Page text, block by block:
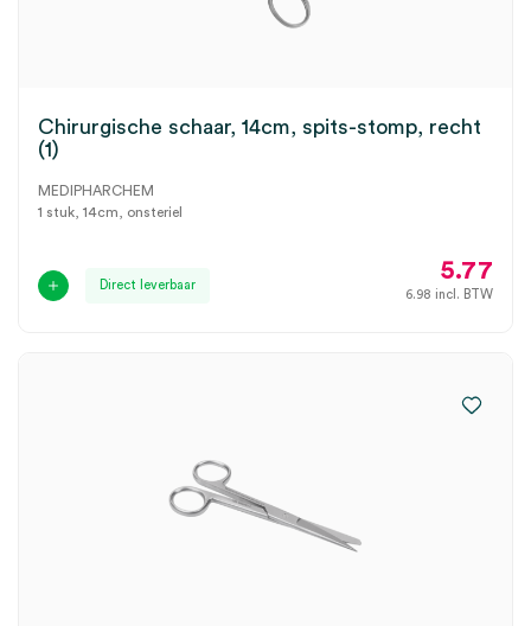
Chirurgische schaar, 14cm, spits-stomp, recht
(1)
MEDIPHARCHEM
1 stuk, 14cm, onsteriel
Direct leverbaar
5.77
6.98 incl. BTW